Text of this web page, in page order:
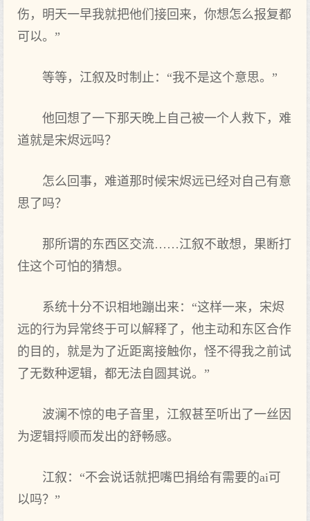
伤，明天一早我就把他们接回来，你想怎么报复都
可以。”
等等，江叙及时制止：“我不是这个意思。”
他回想了一下那天晚上自己被一个人救下，难
道就是宋烬远吗？
怎么回事，难道那时候宋烬远已经对自己有意
思了吗？
那所谓的东西区交流……江叙不敢想，果断打
住这个可怕的猜想。
系统十分不识相地蹦出来：“这样一来，宋烬
远的行为异常终于可以解释了，他主动和东区合作
的目的，就是为了近距离接触你，怪不得我之前试
了无数种逻辑，都无法自圆其说。”
波澜不惊的电子音里，江叙甚至听出了一丝因
为逻辑捋顺而发出的舒畅感。
江叙：“不会说话就把嘴巴捐给有需要的ai可
以吗？”